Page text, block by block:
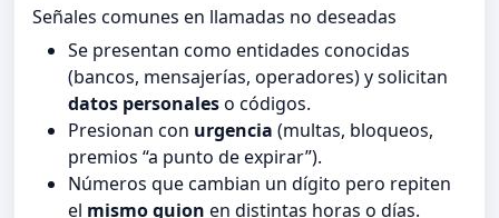
Señales comunes en llamadas no deseadas
Se presentan como entidades conocidas
(bancos, mensajerías, operadores) y solicitan
datos personaleso códigos.
Presionan con urgencia (multas, bloqueos,
premios “a punto de expirar”).
Números que cambian un dígito pero repiten
el mismo guion en distintas horas o días.